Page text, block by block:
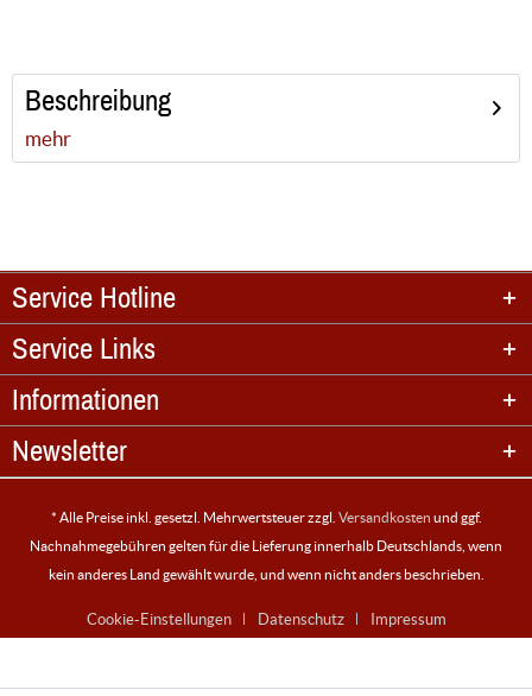
Beschreibung
mehr
Service Hotline
Service Links
Informationen
Newsletter
* Alle Preise inkl. gesetzl. Mehrwertsteuer zzgl. Versandkosten und ggf.
Nachnahmegebühren gelten für die Lieferung innerhalb Deutschlands, wenn
kein anderes Land gewählt wurde, und wenn nicht anders beschrieben.
Cookie-Einstellungen Datenschutz Impressum